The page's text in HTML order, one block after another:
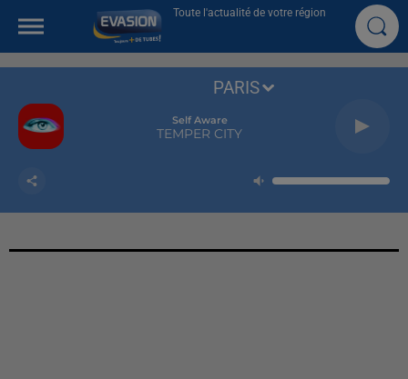
Toute l'actualité de votre région
Self Aware
TEMPER CITY
PARIS